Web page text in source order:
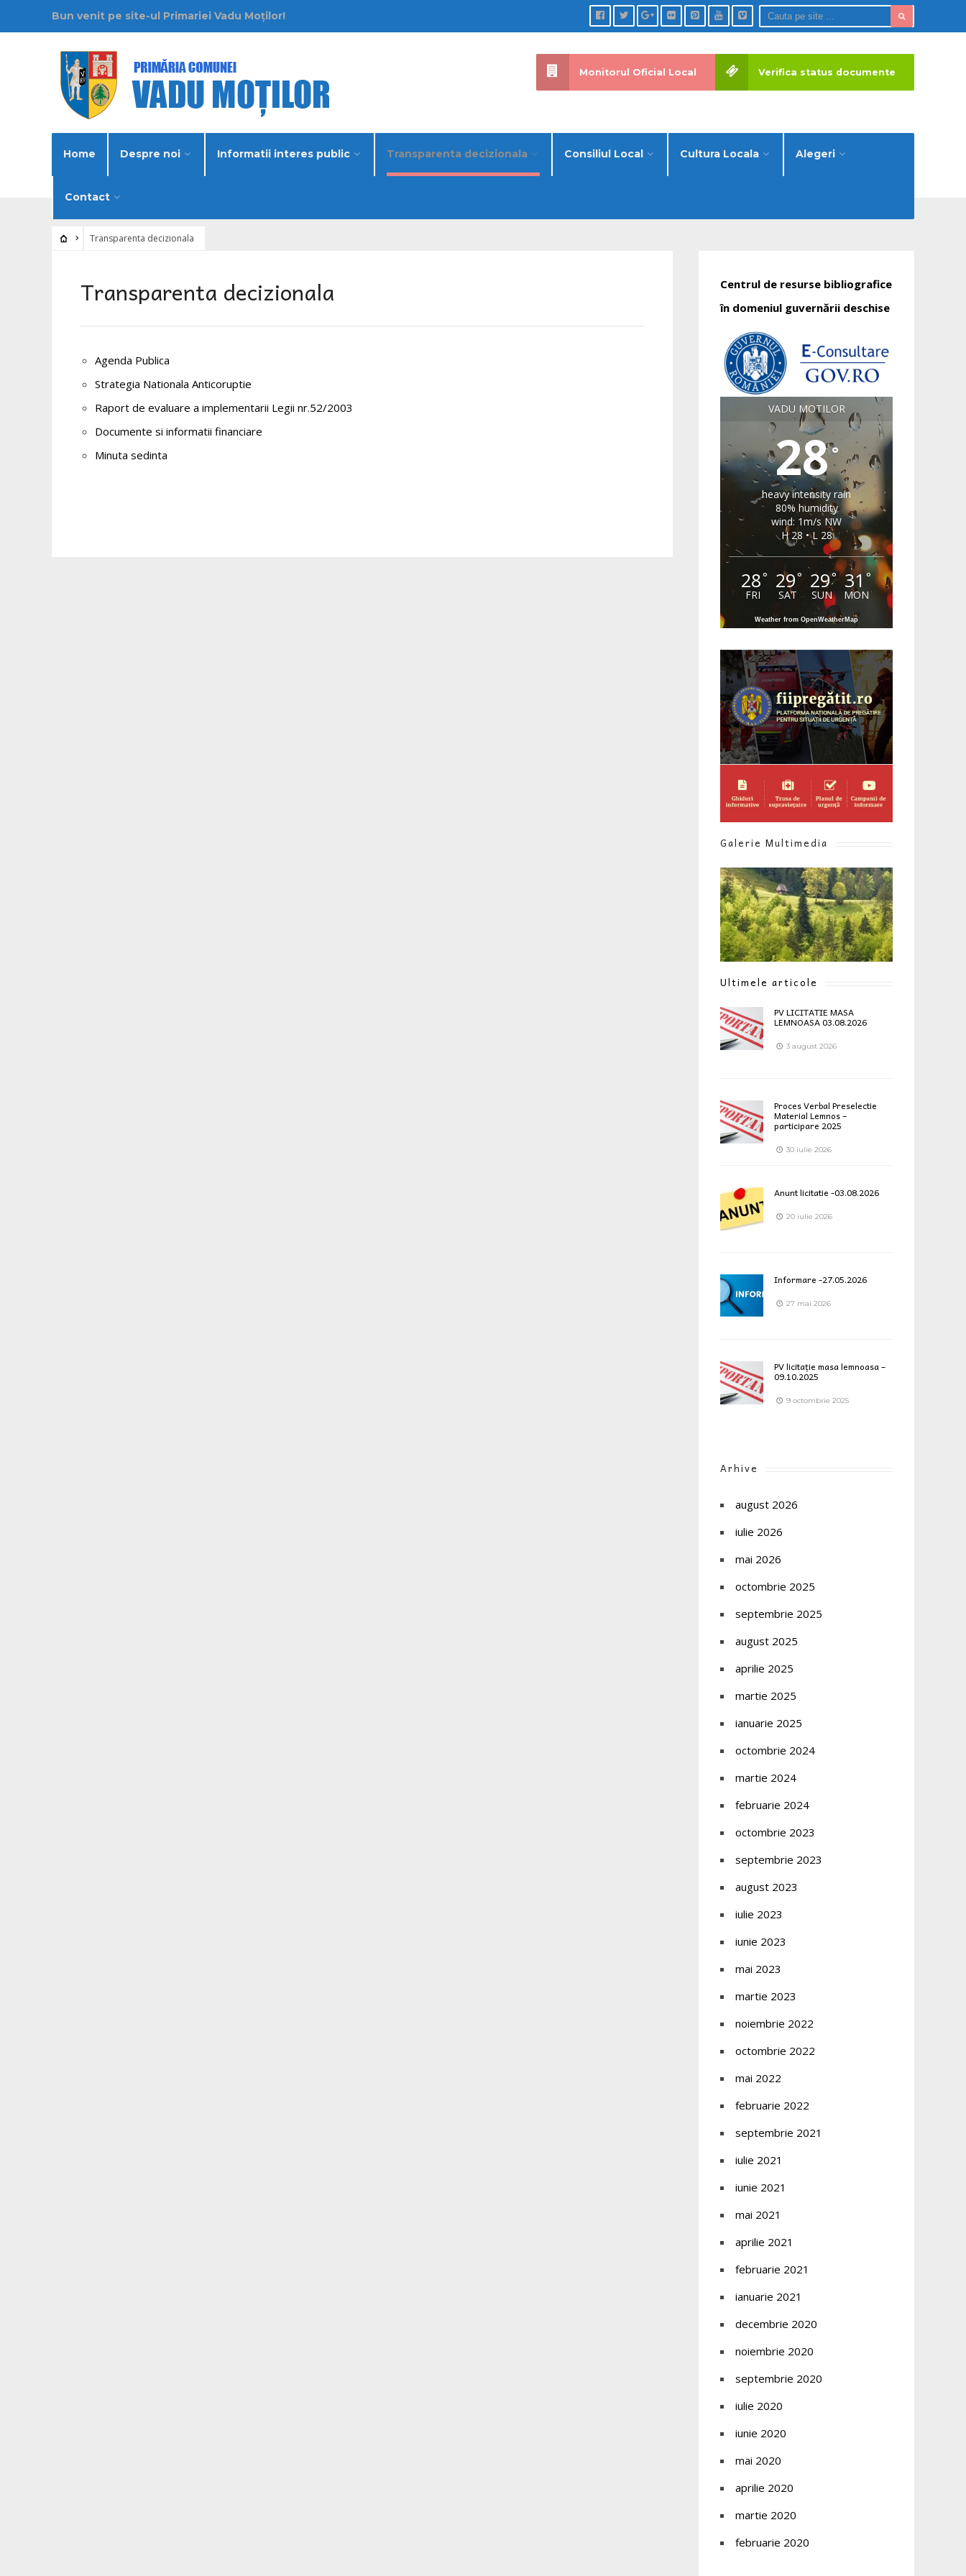
Bun venit pe site-ul Primariei Vadu Moților!
Home Despre noi Informatii interes public Transparenta decizionala Consiliul Local Cultura Locala Alegeri
Contact
Monitorul Oficial Local Verifica status documente
Transparenta decizionala
Transparenta decizionala
Agenda Publica
Strategia Nationala Anticoruptie
Raport de evaluare a implementarii Legii nr.52/2003
Documente si informatii financiare
Minuta sedinta
Centrul de resurse bibliografice
în domeniul guvernării deschise
VADU MOTILOR
28°
heavy intensity rain
80% humidity
wind: 1m/s NW
H 28 • L 28
28°
FRI
29°
SAT
29°
SUN
31 °
MON
Weather from OpenWeatherMap
Galerie Multimedia
Ultimele articole
PV LICITATIE MASA
LEMNOASA 03.08.2026
3 august 2026
Proces Verbal Preselectie
Material Lemnos –
participare 2025
30 iulie 2026
Anunt licitatie -03.08.2026
20 iulie 2026
Informare -27.05.2026
27 mai 2026
PV licitație masa lemnoasa –
09.10.2025
9 octombrie 2025
Arhive
august 2026
iulie 2026
mai 2026
octombrie 2025
septembrie 2025
august 2025
aprilie 2025
martie 2025
ianuarie 2025
octombrie 2024
martie 2024
februarie 2024
octombrie 2023
septembrie 2023
august 2023
iulie 2023
iunie 2023
mai 2023
martie 2023
noiembrie 2022
octombrie 2022
mai 2022
februarie 2022
septembrie 2021
iulie 2021
iunie 2021
mai 2021
aprilie 2021
februarie 2021
ianuarie 2021
decembrie 2020
noiembrie 2020
septembrie 2020
iulie 2020
iunie 2020
mai 2020
aprilie 2020
martie 2020
februarie 2020